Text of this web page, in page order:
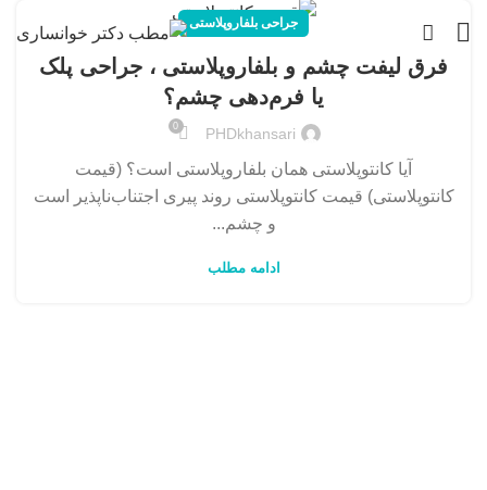
جراحی بلفاروپلاستی
فرق لیفت چشم و بلفاروپلاستی ، جراحی پلک
یا فرم‌دهی چشم؟
PHDkhansari
0
آیا کانتوپلاستی همان بلفاروپلاستی است؟ (قیمت
کانتوپلاستی) قیمت کانتوپلاستی روند پیری اجتناب‌ناپذیر است
و چشم‌...
ادامه مطلب